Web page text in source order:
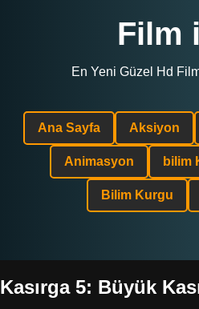
Film
En Yeni Güzel Hd
Ana Sayfa Aksiyon
Animasyon bilim
Bilim Kurgu
Kasırga 5: Büyük